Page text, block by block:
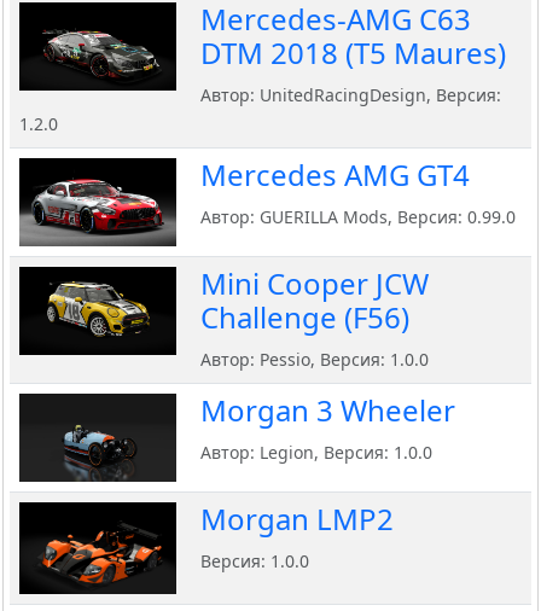
Mercedes-AMG C63
DTM 2018 (T5 Maures)
Автор: UnitedRacingDesign, Версия:
1.2.0
Mercedes AMG GT4
Автор: GUERILLA Mods, Версия: 0.99.0
Mini Cooper JCW
Challenge (F56)
Автор: Pessio, Версия: 1.0.0
Morgan 3 Wheeler
Автор: Legion, Версия: 1.0.0
Morgan LMP2
Версия: 1.0.0